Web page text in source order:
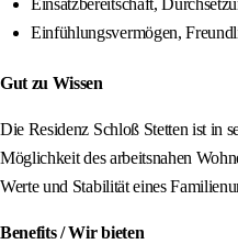
Einsatzbereitschaft,
Einfühlungsvermögen,
Gut zu Wissen
Die Residenz Schloß Stetten ist in
Möglichkeit des arbeitsnahen
Werte und Stabilität eines
Benefits / Wir bieten